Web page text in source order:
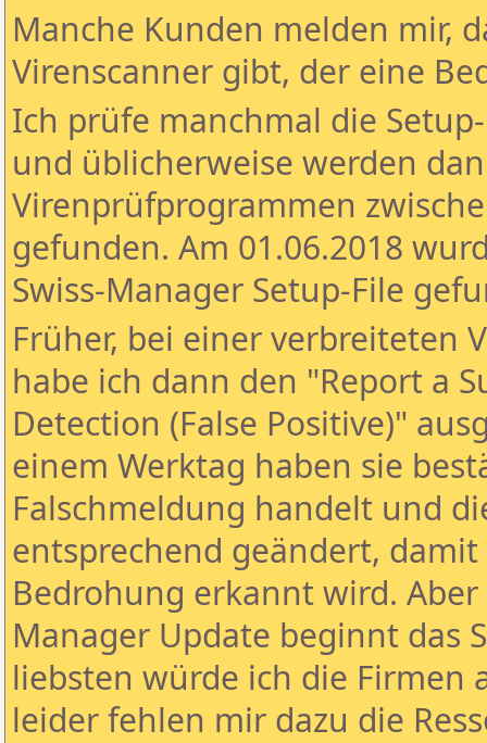
Manche Kunden melden mir,
Virenscanner gibt, der eine
Ich prüfe manchmal die
und üblicherweise werden
Virenprüfprogrammen
gefunden. Am 01.06.2018
Swiss-Manager Setup-File
Früher, bei einer verbreiteten
habe ich dann den "Report a
Detection (False Positive)"
einem Werktag haben sie
Falschmeldung handelt und
entsprechend geändert,
Bedrohung erkannt wird.
Manager Update beginnt das
liebsten würde ich die Firmen
leider fehlen mir dazu die